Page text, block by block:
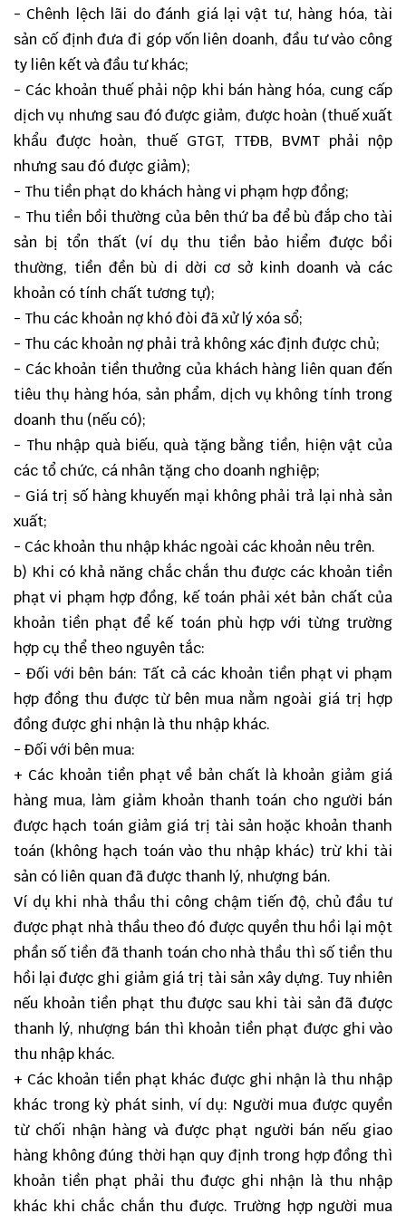
- Chênh lệch lãi do đánh giá lại vật tư, hàng hóa, tài
sản cố định đưa đi góp vốn liên doanh, đầu tư vào công
ty liên kết và đầu tư khác;
- Các khoản thuế phải nộp khi bán hàng hóa, cung cấp
dịch vụ nhưng sau đó được giảm, được hoàn (thuế xuất
khẩu được hoàn, thuế GTGT, TTĐB, BVMT phải nộp
nhưng sau đó được giảm);
- Thu tiền phạt do khách hàng vi phạm hợp đồng;
- Thu tiền bồi thường của bên thứ ba để bù đắp cho tài
sản bị tổn thất (ví dụ thu tiền bảo hiểm được bồi
thường, tiền đền bù di dời cơ sở kinh doanh và các
khoản có tính chất tương tự);
- Thu các khoản nợ khó đòi đã xử lý xóa sổ;
- Thu các khoản nợ phải trả không xác định được chủ;
- Các khoản tiền thưởng của khách hàng liên quan đến
tiêu thụ hàng hóa, sản phẩm, dịch vụ không tính trong
doanh thu (nếu có);
- Thu nhập quà biếu, quà tặng bằng tiền, hiện vật của
các tổ chức, cá nhân tặng cho doanh nghiệp;
- Giá trị số hàng khuyến mại không phải trả lại nhà sản
xuất;
- Các khoản thu nhập khác ngoài các khoản nêu trên.
b) Khi có khả năng chắc chắn thu được các khoản tiền
phạt vi phạm hợp đồng, kế toán phải xét bản chất của
khoản tiền phạt để kế toán phù hợp với từng trường
hợp cụ thể theo nguyên tắc:
- Đối với bên bán: Tất cả các khoản tiền phạt vi phạm
hợp đồng thu được từ bên mua nằm ngoài giá trị hợp
đồng được ghi nhận là thu nhập khác.
- Đối với bên mua:
+ Các khoản tiền phạt về bản chất là khoản giảm giá
hàng mua, làm giảm khoản thanh toán cho người bán
được hạch toán giảm giá trị tài sản hoặc khoản thanh
toán (không hạch toán vào thu nhập khác) trừ khi tài
sản có liên quan đã được thanh lý, nhượng bán.
Ví dụ khi nhà thầu thi công chậm tiến độ, chủ đầu tư
được phạt nhà thầu theo đó được quyền thu hồi lại một
phần số tiền đã thanh toán cho nhà thầu thì số tiền thu
hồi lại được ghi giảm giá trị tài sản xây dựng. Tuy nhiên
nếu khoản tiền phạt thu được sau khi tài sản đã được
thanh lý, nhượng bán thì khoản tiền phạt được ghi vào
thu nhập khác.
+ Các khoản tiền phạt khác được ghi nhận là thu nhập
khác trong kỳ phát sinh, ví dụ: Người mua được quyền
từ chối nhận hàng và được phạt người bán nếu giao
hàng không đúng thời hạn quy định trong hợp đồng thì
khoản tiền phạt phải thu được ghi nhận là thu nhập
khác khi chắc chắn thu được. Trường hợp người mua